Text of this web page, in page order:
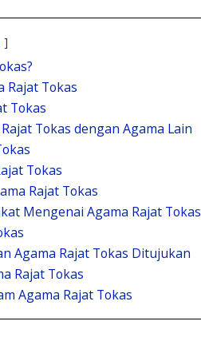
Rajat Tokas
Tokas
Tokas dengan Agama Lain
Tokas
Rajat Tokas
Mengenai Agama Rajat Tokas
Agama Rajat Tokas Ditujukan
Rajat Tokas
Agama Rajat Tokas